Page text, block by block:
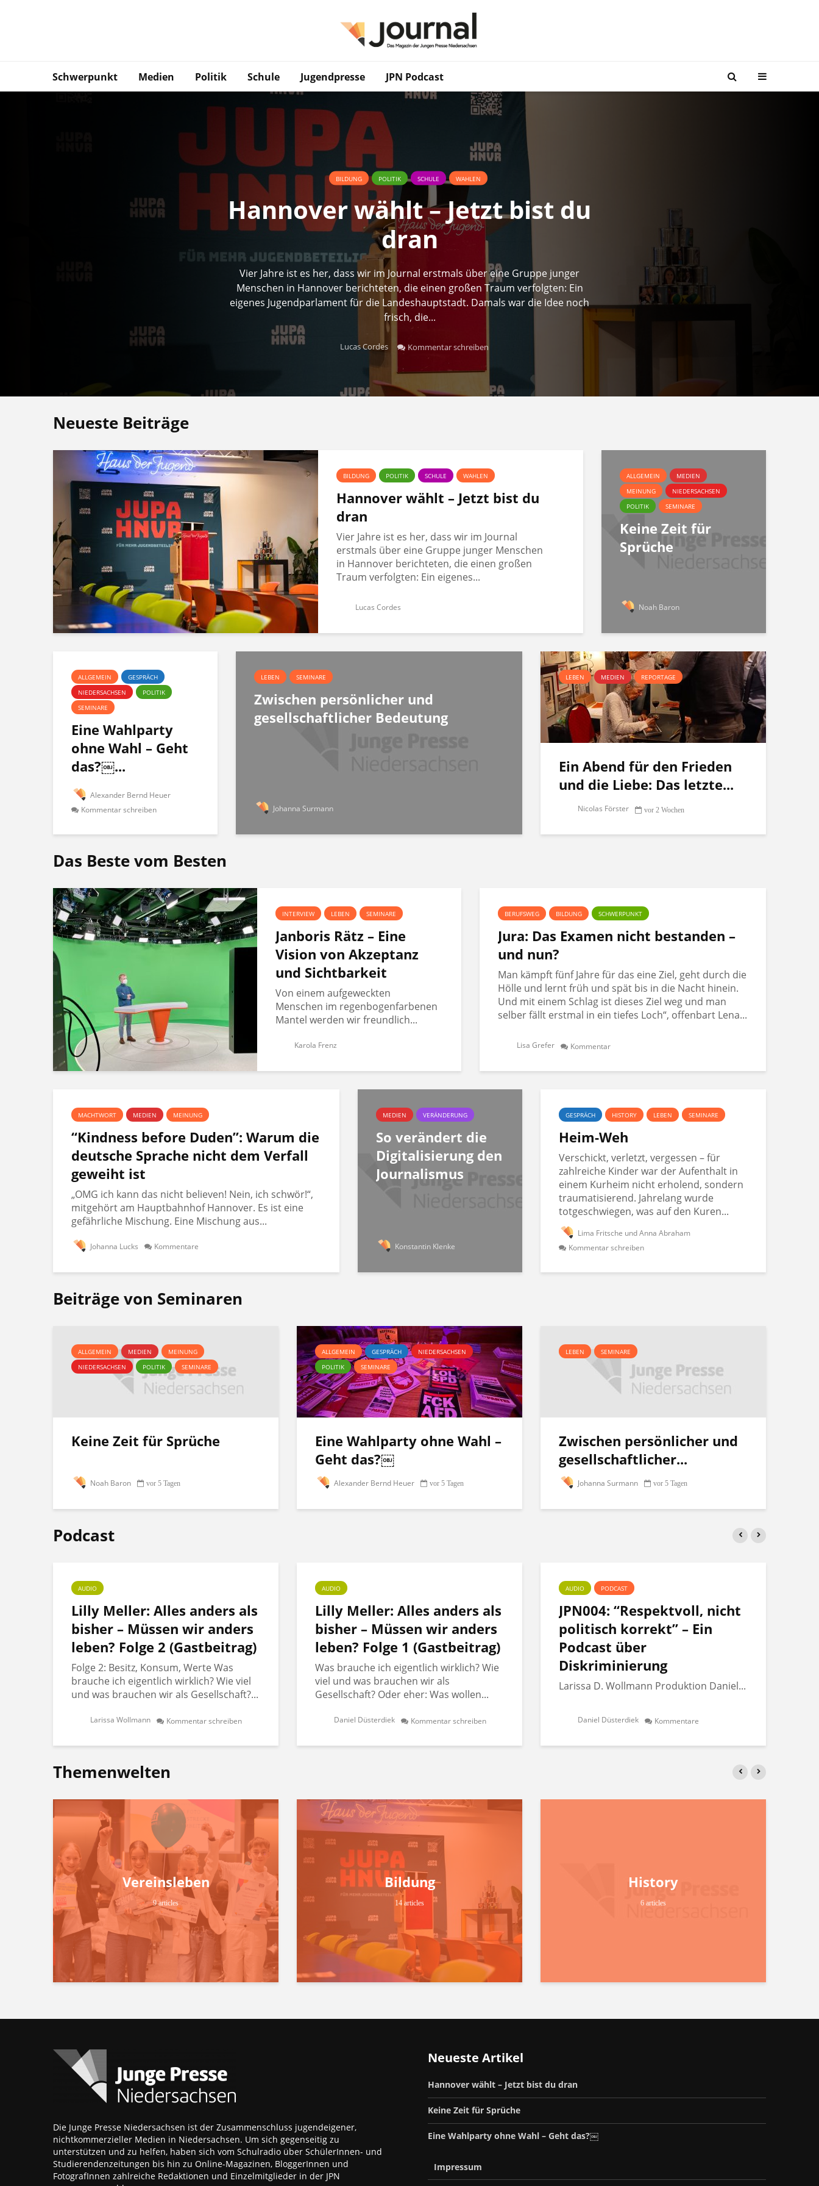
Schwerpunkt Medien Politik Schule Jugendpresse JPN Podcast
BILDUNG POLITIK SCHULE WAHLEN
Hannover wählt – Jetzt bist du
dran
Vier Jahre ist es her, dass wir im Journal erstmals über eine Gruppe junger
Menschen in Hannover berichteten, die einen großen Traum verfolgten: Ein
eigenes Jugendparlament für die Landeshauptstadt. Damals war die Idee noch
frisch, die...
Lucas Cordes Kommentar schreiben
Neueste Beiträge
BILDUNG POLITIK SCHULE WAHLEN
Hannover wählt – Jetzt bist du
dran
Vier Jahre ist es her, dass wir im Journal
erstmals über eine Gruppe junger Menschen
in Hannover berichteten, die einen großen
Traum verfolgten: Ein eigenes...
Lucas Cordes
ALLGEMEIN
MEDIEN
MEINUNG
NIEDERSACHSEN
POLITIK
SEMINARE
Keine Zeit für
Sprüche
Noah Baron
ALLGEMEIN
GESPRÄCH
NIEDERSACHSEN
POLITIK
SEMINARE
Eine Wahlparty
ohne Wahl – Geht
das?￼...
Alexander Bernd Heuer
Kommentar schreiben
LEBEN SEMINARE
Zwischen persönlicher und
gesellschaftlicher Bedeutung
Johanna Surmann
LEBEN MEDIEN REPORTAGE
Ein Abend für den Frieden
und die Liebe: Das letzte...
Nicolas Förster vor 2 Wochen
Das Beste vom Besten
INTERVIEW LEBEN SEMINARE
Janboris Rätz – Eine
Vision von Akzeptanz
und Sichtbarkeit
Von einem aufgeweckten
Menschen im regenbogenfarbenen
Mantel werden wir freundlich...
Karola Frenz
BERUFSWEG BILDUNG SCHWERPUNKT
Jura: Das Examen nicht bestanden –
und nun?
Man kämpft fünf Jahre für das eine Ziel, geht durch die
Hölle und lernt früh und spät bis in die Nacht hinein.
Und mit einem Schlag ist dieses Ziel weg und man
selber fällt erstmal in ein tiefes Loch“, offenbart Lena...
Lisa Grefer Kommentar
MACHTWORT MEDIEN MEINUNG
“Kindness before Duden”: Warum die
deutsche Sprache nicht dem Verfall
geweiht ist
„OMG ich kann das nicht believen! Nein, ich schwör!“,
mitgehört am Hauptbahnhof Hannover. Es ist eine
gefährliche Mischung. Eine Mischung aus...
Johanna Lucks Kommentare
MEDIEN VERÄNDERUNG
So verändert die
Digitalisierung den
Journalismus
Konstantin Klenke
GESPRÄCH HISTORY LEBEN SEMINARE
Heim-Weh
Verschickt, verletzt, vergessen – für
zahlreiche Kinder war der Aufenthalt in
einem Kurheim nicht erholend, sondern
traumatisierend. Jahrelang wurde
totgeschwiegen, was auf den Kuren...
Lima Fritsche und Anna Abraham
Kommentar schreiben
Beiträge von Seminaren
ALLGEMEIN MEDIEN
MEINUNG
NIEDERSACHSEN
POLITIK SEMINARE
Keine Zeit für Sprüche
Noah Baron vor 5 Tagen
ALLGEMEIN GESPRÄCH
NIEDERSACHSEN
POLITIK
SEMINARE
Eine Wahlparty ohne Wahl –
Geht das?￼
Alexander Bernd Heuer vor 5 Tagen
LEBEN SEMINARE
Zwischen persönlicher und
gesellschaftlicher...
Johanna Surmann vor 5 Tagen
Podcast
AUDIO
Lilly Meller: Alles anders als
bisher – Müssen wir anders
leben? Folge 2 (Gastbeitrag)
Folge 2: Besitz, Konsum, Werte Was
brauche ich eigentlich wirklich? Wie viel
und was brauchen wir als Gesellschaft?...
Larissa Wollmann Kommentar schreiben
AUDIO
Lilly Meller: Alles anders als
bisher – Müssen wir anders
leben? Folge 1 (Gastbeitrag)
Was brauche ich eigentlich wirklich? Wie
viel und was brauchen wir als
Gesellschaft? Oder eher: Was wollen...
Daniel Düsterdiek Kommentar schreiben
AUDIO PODCAST
JPN004: “Respektvoll, nicht
politisch korrekt” – Ein
Podcast über
Diskriminierung
Larissa D. Wollmann Produktion Daniel...
Daniel Düsterdiek Kommentare
Themenwelten
Vereinsleben
9 articles
Bildung
14 articles
History
6 articles
Die Junge Presse Niedersachsen ist der Zusammenschluss jugendeigener,
nichtkommerzieller Medien in Niedersachsen. Um sich gegenseitig zu
unterstützen und zu helfen, haben sich vom Schulradio über SchülerInnen- und
Studierendenzeitungen bis hin zu Online-Magazinen, BloggerInnen und
FotografInnen zahlreiche Redaktionen und Einzelmitglieder in der JPN
Neueste Artikel
Hannover wählt – Jetzt bist du dran
Keine Zeit für Sprüche
Eine Wahlparty ohne Wahl – Geht das?￼
Impressum